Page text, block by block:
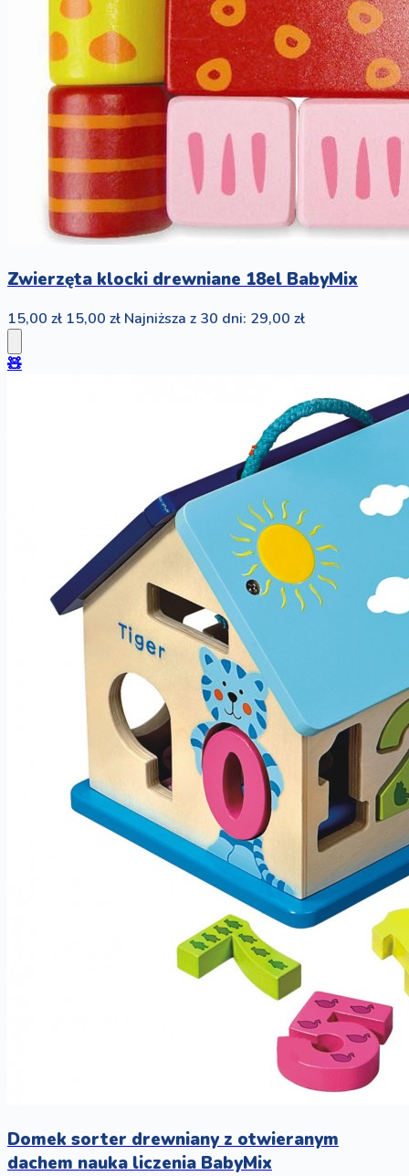
Zwierzęta klocki drewniane 18el BabyMix
15,00 zł 15,00 zł Najniższa z 30 dni: 29,00 zł
🧸
Domek sorter drewniany z otwieranym
dachem nauka liczenia BabyMix